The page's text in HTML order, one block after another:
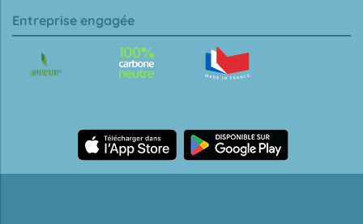
Entreprise engagée